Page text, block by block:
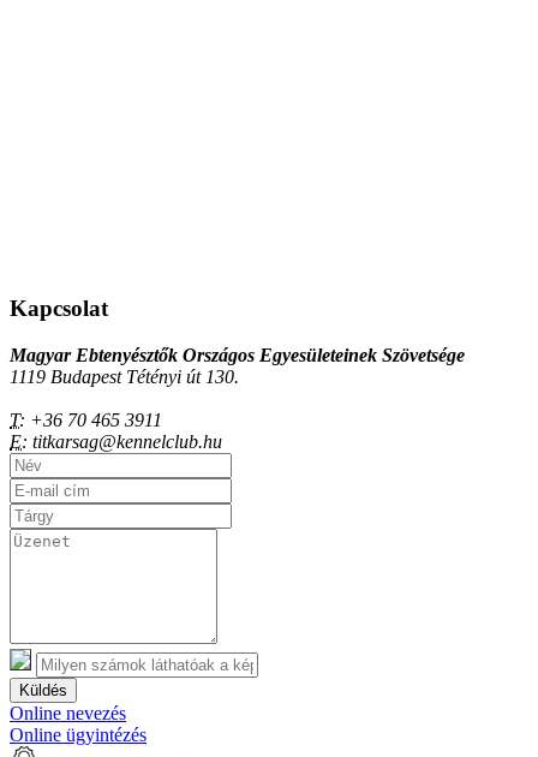
Kapcsolat
Magyar Ebtenyésztők Országos Egyesületeinek Szövetsége
1119 Budapest Tétényi út 130.
T: +36 70 465 3911
E: titkarsag@kennelclub.hu
Küldés
Online nevezés
Online ügyintézés